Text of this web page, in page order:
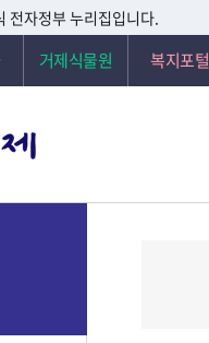
전자정부 누리집입니다.
거제식물원 복지포털